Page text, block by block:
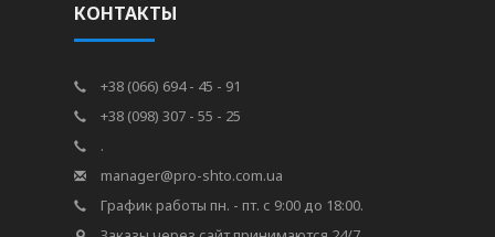
КОНТАКТЫ
+38 (066) 694 - 45 - 91
+38 (098) 307 - 55 - 25
.
manager@pro-shto.com.ua
График работы пн. - пт. с 9:00 до 18:00.